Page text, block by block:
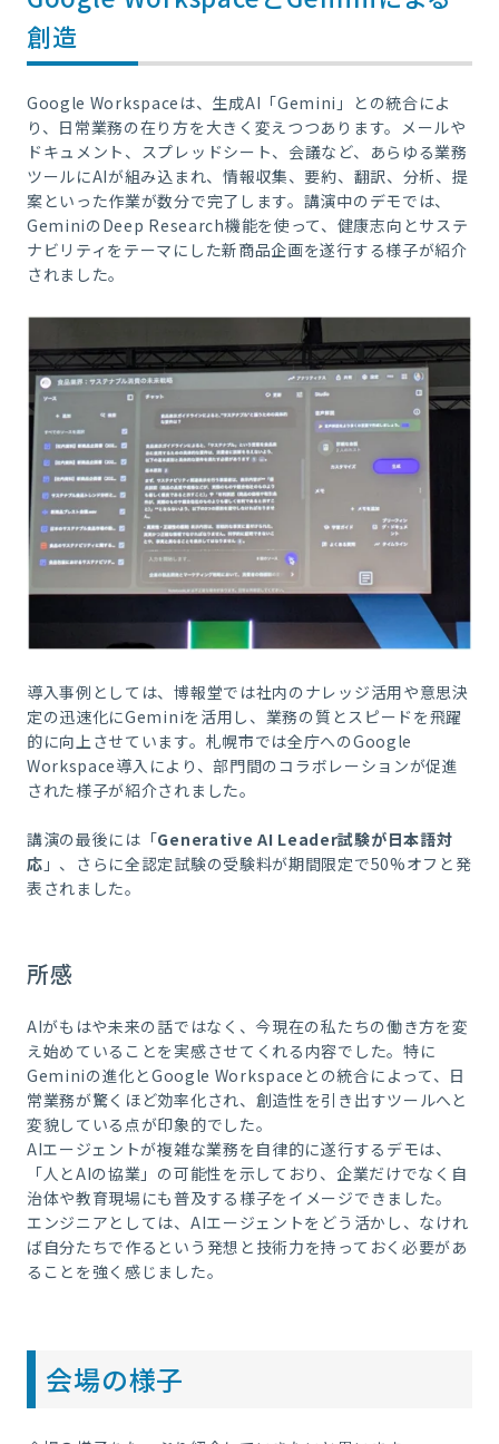
創造
Google Workspaceは、生成AI「Gemini」との統合によ
り、日常業務の在り方を大きく変えつつあります。メールや
ドキュメント、スプレッドシート、会議など、あらゆる業務
ツールにAIが組み込まれ、情報収集、要約、翻訳、分析、提
案といった作業が数分で完了します。講演中のデモでは、
GeminiのDeep Research機能を使って、健康志向とサステ
ナビリティをテーマにした新商品企画を遂行する様子が紹介
されました。
導入事例としては、博報堂では社内のナレッジ活用や意思決
定の迅速化にGeminiを活用し、業務の質とスピードを飛躍
的に向上させています。札幌市では全庁へのGoogle
Workspace導入により、部門間のコラボレーションが促進
された様子が紹介されました。
講演の最後には「Generative AI Leader試験が日本語対
応 」、さらに全認定試験の受験料が期間限定で50%オフと発
表されました。
所感
AIがもはや未来の話ではなく、今現在の私たちの働き方を変
え始めていることを実感させてくれる内容でした。特に
Geminiの進化とGoogle Workspaceとの統合によって、日
常業務が驚くほど効率化され、創造性を引き出すツールへと
変貌している点が印象的でした。
AIエージェントが複雑な業務を自律的に遂行するデモは、
「人とAIの協業」の可能性を示しており、企業だけでなく自
治体や教育現場にも普及する様子をイメージできました。
エンジニアとしては、AIエージェントをどう活かし、なけれ
ば自分たちで作るという発想と技術力を持っておく必要があ
ることを強く感じました。
会場の様子